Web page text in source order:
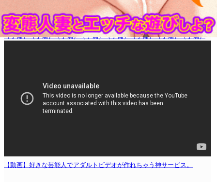
（予備）（予備）（予備）（予備）（予備）（予備）（予備）（予備）
【動画】好きな芸能人でアダルトビデオが作れちゃう神サービス。